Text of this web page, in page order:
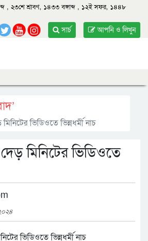
, ২৩শে শ্রাবণ, ১৪৩৩ বঙ্গাব্দ , ১২ই সফর, ১৪৪৮
আপনি ও লিখুন
সার্চ
মিনিটের ভিডিওতে ভিন্নধর্মী নাচ
দেড় মিনিটের ভিডিওতে